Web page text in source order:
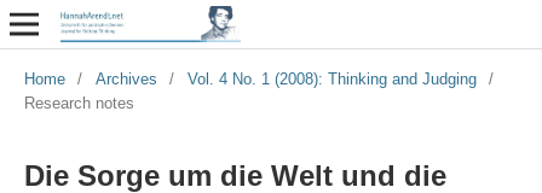
Home / Archives / Vol. 4 No. 1 (2008): Thinking and Judging
/
Research notes
Die Sorge um die Welt und die